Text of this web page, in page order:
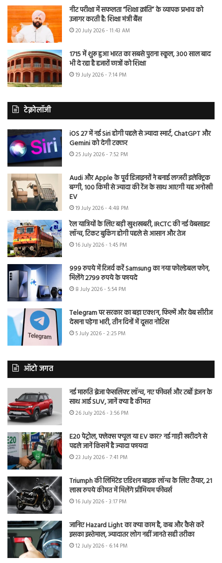
नीट परीक्षा में सफलता “शिक्षा क्रांति” के व्यापक प्रभाव को
उजागर करती है: शिक्षा मंत्री बैंस
20 July 2026 - 11:43 AM
1715 में शुरू हुआ भारत का सबसे पुराना स्कूल, 300 साल बाद
भी दे रहा है हजारों छात्रों को शिक्षा
19 July 2026 - 7:14 PM
टेक्नोलॉजी
iOS 27 में नई Siri होगी पहले से ज्यादा स्मार्ट, ChatGPT और
Gemini को देगी टक्कर
25 July 2026 - 7:52 PM
Audi और Apple के पूर्व डिजाइनरों ने बनाई लग्जरी इलेक्ट्रिक
बग्गी, 100 किमी से ज्यादा की रेंज के साथ आएगी यह अनोखी
EV
19 July 2026 - 4:48 PM
रेल यात्रियों के लिए बड़ी खुशखबरी, IRCTC की नई वेबसाइट
लॉन्च, टिकट बुकिंग होगी पहले से आसान और तेज
16 July 2026 - 1:45 PM
999 रुपये में रिजर्व करें Samsung का नया फोल्डेबल फोन,
मिलेंगे 2799 रुपये के फायदे
8 July 2026 - 5:54 PM
Telegram पर सरकार का बड़ा एक्शन, फिल्में और वेब सीरीज
देखना पड़ेगा भारी, तीन दिनों में दूसरा नोटिस
5 July 2026 - 2:25 PM
ऑटो जगत
नई मारुति ब्रेजा फेसलिफ्ट लॉन्च, नए फीचर्स और टर्बो इंजन के
साथ आई SUV, जानें क्या है कीमत
26 July 2026 - 3:56 PM
E20 पेट्रोल, फ्लेक्स फ्यूल या EV कार? नई गाड़ी खरीदने से
पहले जानें किसमें है ज्यादा फायदा
23 July 2026 - 7:41 PM
Triumph की लिमिटेड एडिशन बाइक लॉन्च के लिए तैयार, 21
लाख रुपये कीमत में मिलेंगे प्रीमियम फीचर्स
16 July 2026 - 3:17 PM
जानिए Hazard Light का क्या काम है, कब और कैसे करें
इसका इस्तेमाल, ज्यादातर लोग नहीं जानते सही तरीका
12 July 2026 - 6:14 PM